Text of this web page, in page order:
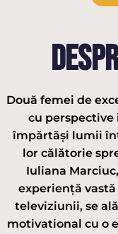
Două femei de
cu perspective
împărtăși lumii
lor călătorie
Iuliana
experiență
televiziunii, se
motivational cu o